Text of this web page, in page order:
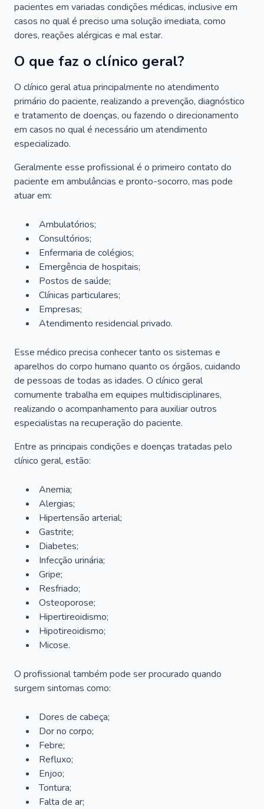
pacientes em variadas condições médicas, inclusive em
casos no qual é preciso uma solução imediata, como
dores, reações alérgicas e mal estar.
O que faz o clínico geral?
O clínico geral atua principalmente no atendimento
primário do paciente, realizando a prevenção, diagnóstico
e tratamento de doenças, ou fazendo o direcionamento
em casos no qual é necessário um atendimento
especializado.
Geralmente esse profissional é o primeiro contato do
paciente em ambulâncias e pronto-socorro, mas pode
atuar em:
Ambulatórios;
Consultórios;
Enfermaria de colégios;
Emergência de hospitais;
Postos de saúde;
Clínicas particulares;
Empresas;
Atendimento residencial privado.
Esse médico precisa conhecer tanto os sistemas e
aparelhos do corpo humano quanto os órgãos, cuidando
de pessoas de todas as idades. O clínico geral
comumente trabalha em equipes multidisciplinares,
realizando o acompanhamento para auxiliar outros
especialistas na recuperação do paciente.
Entre as principais condições e doenças tratadas pelo
clínico geral, estão:
Anemia;
Alergias;
Hipertensão arterial;
Gastrite;
Diabetes;
Infecção urinária;
Gripe;
Resfriado;
Osteoporose;
Hipertireoidismo;
Hipotireoidismo;
Micose.
O profissional também pode ser procurado quando
surgem sintomas como:
Dores de cabeça;
Dor no corpo;
Febre;
Refluxo;
Enjoo;
Tontura;
Falta de ar;